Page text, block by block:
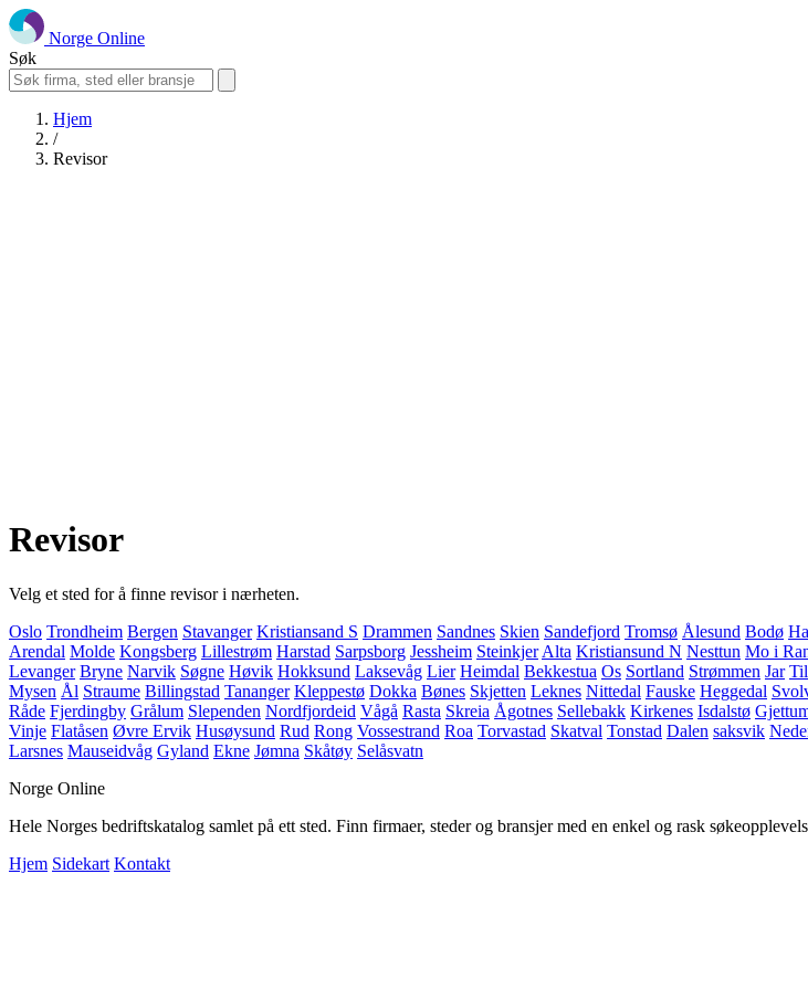
Norge Online
Søk
Hjem
/
Revisor
Revisor
Velg et sted for å finne revisor i nærheten.
Oslo Trondheim Bergen Stavanger Kristiansand S Drammen Sandnes Skien Sandefjord Tromsø Ålesund Bodø
Arendal Molde Kongsberg Lillestrøm Harstad Sarpsborg Jessheim Steinkjer Alta Kristiansund N Nesttun Mo i
Levanger Bryne Narvik Søgne Høvik Hokksund Laksevåg Lier Heimdal Bekkestua Os Sortland Strømmen Jar
Mysen Ål Straume Billingstad Tananger Kleppestø Dokka Bønes Skjetten Leknes Nittedal Fauske Heggedal
Råde Fjerdingby Grålum Slependen Nordfjordeid Vågå Rasta Skreia Ågotnes Sellebakk Kirkenes Isdalstø
Vinje Flatåsen Øvre Ervik Husøysund Rud Rong Vossestrand Roa Torvastad Skatval Tonstad Dalen saksvik
Larsnes Mauseidvåg Gyland Ekne Jømna Skåtøy Selåsvatn
Norge Online
Hele Norges bedriftskatalog samlet på ett sted. Finn firmaer, steder og bransjer med en enkel og rask
Hjem Sidekart Kontakt